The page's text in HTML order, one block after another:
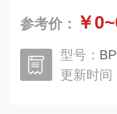
参考价： ￥
型号：
更新时间